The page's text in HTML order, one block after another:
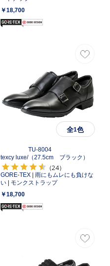
￥18,700
全1色
texcy luxe/
TU-8004
（27.5cm ブラック）
（24）
GORE-TEX | 雨にもムレにも負けな
い | モンクストラップ
￥18,700